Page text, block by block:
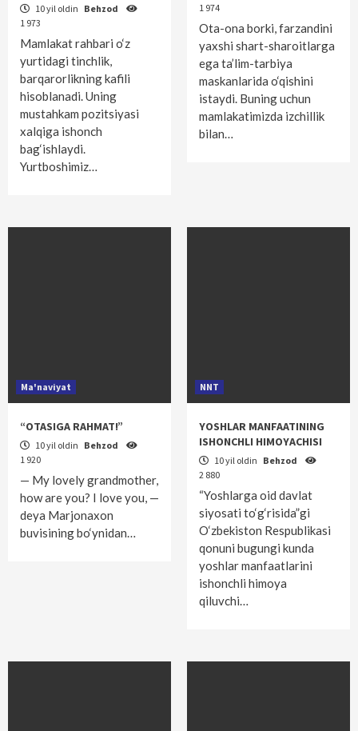
10 yil oldin Behzod
1 973
Mamlakat rahbari o‘z
yurtidagi tinchlik,
barqarorlikning kafili
hisoblanadi. Uning
mustahkam pozitsiyasi
xalqiga ishonch
bag‘ishlaydi.
Yurtboshimiz…
1 974
Ota-ona borki, farzandini
yaxshi shart-sharoitlarga
ega ta’lim-tarbiya
maskanlarida o‘qishini
istaydi. Buning uchun
mamlakatimizda izchillik
bilan…
Ma'naviyat
“OTASIGA RAHMAT!”
10 yil oldin Behzod
1 920
— My lovely grandmother,
how are you? I love you, —
deya Marjonaxon
buvisining bo‘ynidan…
NNT
YOSHLAR MANFAATINING
ISHONCHLI HIMOYACHISI
10 yil oldin Behzod
2 880
“Yoshlarga oid davlat
siyosati to‘g‘risida”gi
O‘zbekiston Respublikasi
qonuni bugungi kunda
yoshlar manfaatlarini
ishonchli himoya
qiluvchi…